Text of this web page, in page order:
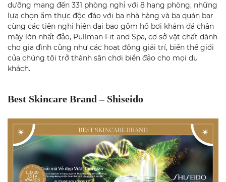
dưỡng mang đến 331 phòng nghỉ với 8 hạng phòng, những
lựa chọn ẩm thực độc đáo với ba nhà hàng và ba quán bar
cùng các tiện nghi hiện đại bao gồm hồ bơi khảm đá chân
mây lớn nhất đảo, Pullman Fit and Spa, cơ sở vật chất dành
cho gia đình cũng như các hoạt động giải trí, biến thế giới
của chúng tôi trở thành sân chơi biển đảo cho mọi du
khách.
Best Skincare Brand – Shiseido